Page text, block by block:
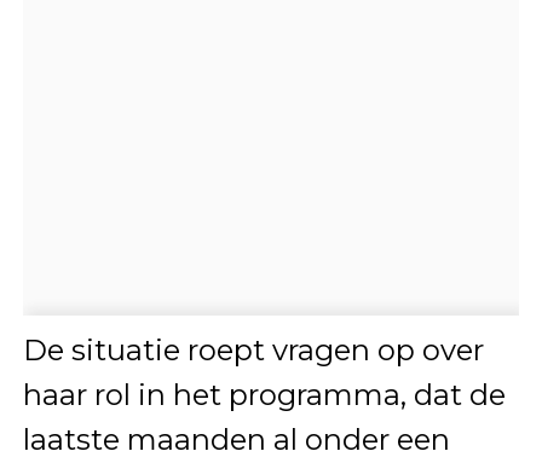
De situatie roept vragen op over
haar rol in het programma, dat de
laatste maanden al onder een